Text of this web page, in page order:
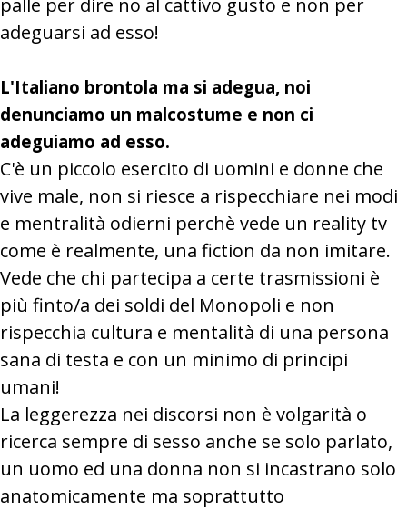
palle per dire no al cattivo gusto e non per
adeguarsi ad esso!
L'Italiano brontola ma si adegua, noi
denunciamo un malcostume e non ci
adeguiamo ad esso.
C'è un piccolo esercito di uomini e donne che
vive male, non si riesce a rispecchiare nei modi
e mentralità odierni perchè vede un reality tv
come è realmente, una fiction da non imitare.
Vede che chi partecipa a certe trasmissioni è
più finto/a dei soldi del Monopoli e non
rispecchia cultura e mentalità di una persona
sana di testa e con un minimo di principi
umani!
La leggerezza nei discorsi non è volgarità o
ricerca sempre di sesso anche se solo parlato,
un uomo ed una donna non si incastrano solo
anatomicamente ma soprattutto